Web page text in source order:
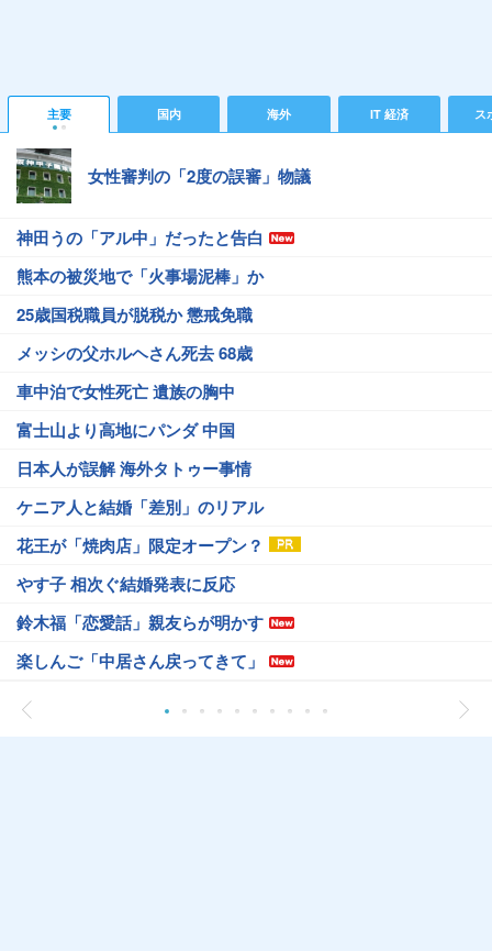
主要 国内 海外 IT 経済 ス
女性審判の「2度の誤審」物議
神田うの「アル中」だったと告白
熊本の被災地で「火事場泥棒」か
25歳国税職員が脱税か 懲戒免職
メッシの父ホルヘさん死去 68歳
車中泊で女性死亡 遺族の胸中
富士山より高地にパンダ 中国
日本人が誤解 海外タトゥー事情
ケニア人と結婚「差別」のリアル
花王が「焼肉店」限定オープン？
やす子 相次ぐ結婚発表に反応
鈴木福「恋愛話」親友らが明かす
楽しんご「中居さん戻ってきて」